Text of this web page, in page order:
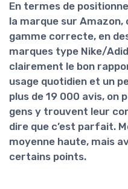
En termes de
la marque sur Amazon,
gamme correcte, en
marques type Nike/
clairement le bon
usage quotidien et un
plus de 19 000 avis, on
gens y trouvent leur
dire que c’est parfait.
moyenne haute, mais
certains points.